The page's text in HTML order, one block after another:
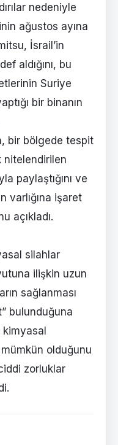
nedeniyle
ağustos ayına
İsrail’in
aldığını, bu
Suriye
bir binanın
bir bölgede tespit
nitelendirilen
paylaştığını ve
varlığına işaret
açıkladı.
silahlar
ilişkin uzun
sağlanması
bulunduğuna
mümkün olduğunu
zorluklar